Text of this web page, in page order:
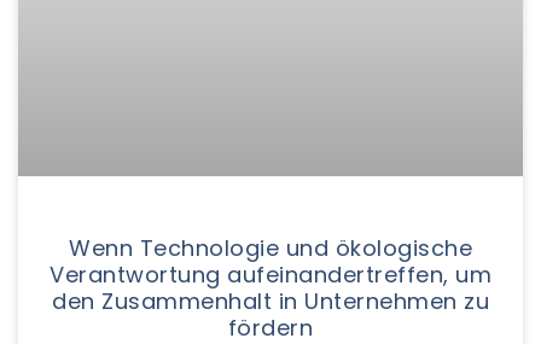
Wenn Technologie und ökologische
Verantwortung aufeinandertreffen, um
den Zusammenhalt in Unternehmen zu
fördern